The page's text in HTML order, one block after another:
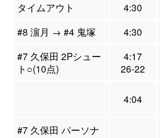
タイムアウト
4:30
#8 濵月 → #4 鬼塚
4:30
#7 久保田 2Pシュー
ト○(10点)
4:17
26-22
4:04
#7 久保田 パーソナ